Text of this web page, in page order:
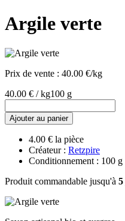
Argile verte
Prix de vente : 40.00 €/kg
40.00 € / kg100 g
Ajouter au panier
4.00 € la pièce
Créateur : Retzpire
Conditionnement : 100 g
Produit commandable jusqu'à 5